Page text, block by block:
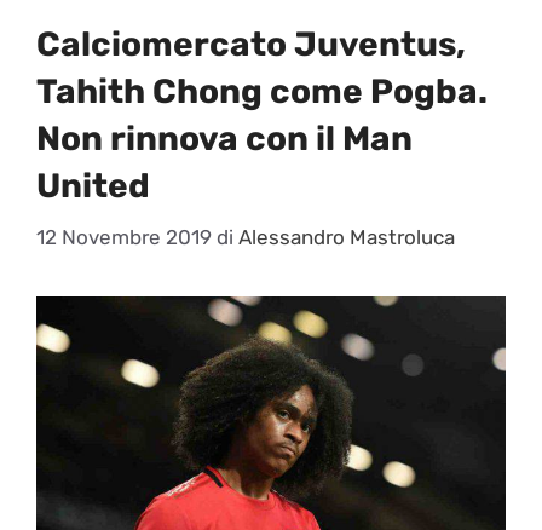
Calciomercato Juventus,
Tahith Chong come Pogba.
Non rinnova con il Man
United
12 Novembre 2019 di Alessandro Mastroluca